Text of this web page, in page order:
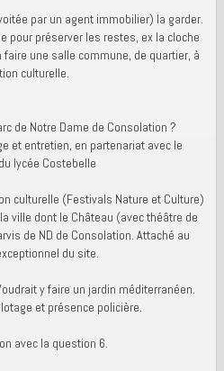
par un agent immobilier) la garder.
pour préserver les restes, ex la cloche
une salle commune, de quartier, à
culturelle.
de Notre Dame de Consolation ?
et entretien, en partenariat avec le
lycée Costebelle
culturelle (Festivals Nature et Culture)
ville dont le Château (avec théâtre de
de ND de Consolation. Attaché au
du site.
y faire un jardin méditerranéen.
et présence policière.
avec la question 6.